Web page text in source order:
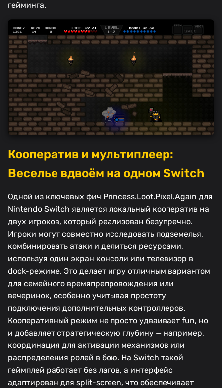
гейминга.
Кооператив и мультиплеер:
Веселье вдвоём на одном Switch
Одной из ключевых фич Princess.Loot.Pixel.Again для
Nintendo Switch является локальный кооператив на
двух игроков, который реализован безупречно.
Игроки могут совместно исследовать подземелья,
комбинировать атаки и делиться ресурсами,
используя один экран консоли или телевизор в
dock-режиме. Это делает игру отличным вариантом
для семейного времяпрепровождения или
вечеринок, особенно учитывая простоту
подключения дополнительных контроллеров.
Кооперативный режим не просто удваивает fun, но
и добавляет стратегическую глубину — например,
координация для активации механизмов или
распределения ролей в бою. На Switch такой
геймплей работает без лагов, а интерфейс
адаптирован для split-screen, что обеспечивает